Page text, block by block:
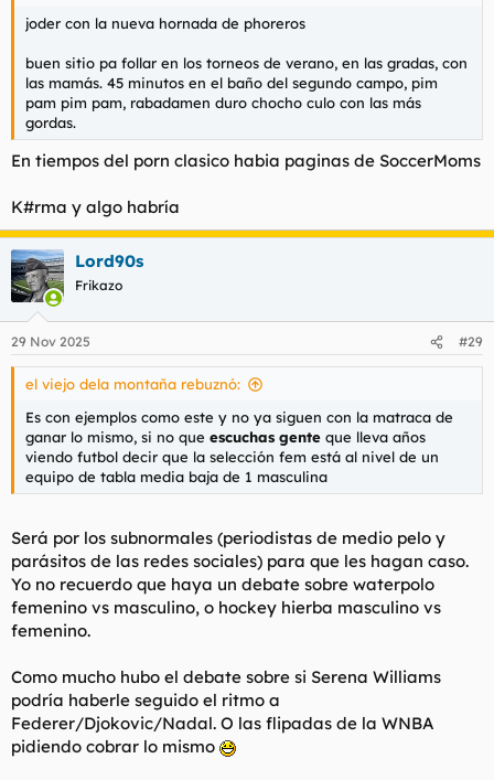
joder con la nueva hornada de phoreros
buen sitio pa follar en los torneos de verano, en las gradas, con
las mamás. 45 minutos en el baño del segundo campo, pim
pam pim pam, rabadamen duro chocho culo con las más
gordas.
En tiempos del porn clasico habia paginas de SoccerMoms
K#rma y algo habría
Lord90s
Frikazo
29 Nov 2025 #29
el viejo dela montaña rebuznó:
Es con ejemplos como este y no ya siguen con la matraca de
ganar lo mismo, si no que escuchas gente que lleva años
viendo futbol decir que la selección fem está al nivel de un
equipo de tabla media baja de 1 masculina
Será por los subnormales (periodistas de medio pelo y
parásitos de las redes sociales) para que les hagan caso.
Yo no recuerdo que haya un debate sobre waterpolo
femenino vs masculino, o hockey hierba masculino vs
femenino.
Como mucho hubo el debate sobre si Serena Williams
podría haberle seguido el ritmo a
Federer/Djokovic/Nadal. O las flipadas de la WNBA
pidiendo cobrar lo mismo